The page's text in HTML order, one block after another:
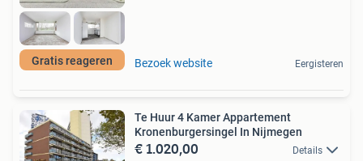
Gratis reageren Bezoek website Eergisteren
Te Huur 4 Kamer Appartement
Kronenburgersingel In Nijmegen
€ 1.020,00 Details